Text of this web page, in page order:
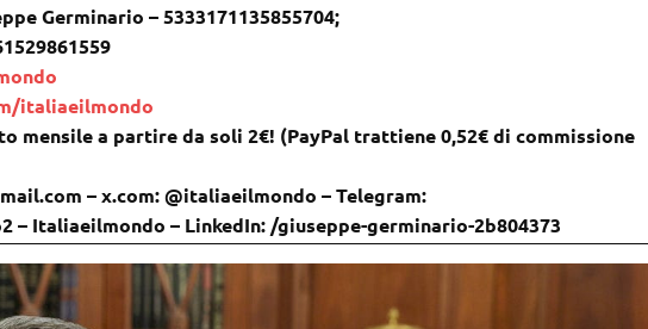
Germinario – 5333171135855704;
italiaeilmondo
mensile a partire da soli 2€! (PayPal trattiene 0,52€ di commissione
– x.com: @italiaeilmondo – Telegram:
Italiaeilmondo – LinkedIn: /giuseppe-germinario-2b804373